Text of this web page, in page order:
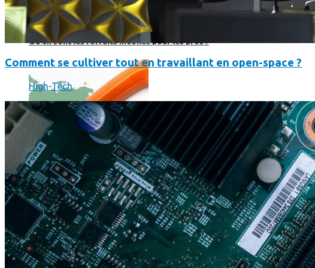
Où en sont les forfaits mobiles pour les pros ?
SmartPhone
Comment se cultiver tout en travaillant en open-space ?
High-Tech